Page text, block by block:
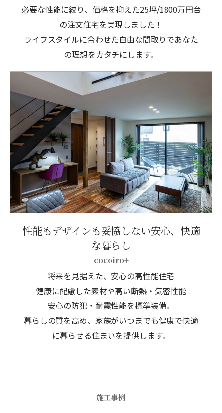
必要な性能に絞り、価格を抑えた25坪/1800万円台
の注文住宅を実現しました！
ライフスタイルに合わせた自由な間取りであなた
の理想をカタチにします。
性能もデザインも妥協しない安心、快適
な暮らし
cocoiro+
将来を見据えた、安心の高性能住宅
健康に配慮した素材や高い断熱・気密性能
安心の防犯・耐震性能を標準装備。
暮らしの質を高め、家族がいつまでも健康で快適
に暮らせる住まいを提供します。
施工事例